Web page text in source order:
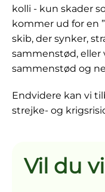
kolli - kun skader
kommer ud for en
skib, der synker,
sammenstød,
sammenstød og
Endvidere kan vi
strejke- og
Vil du